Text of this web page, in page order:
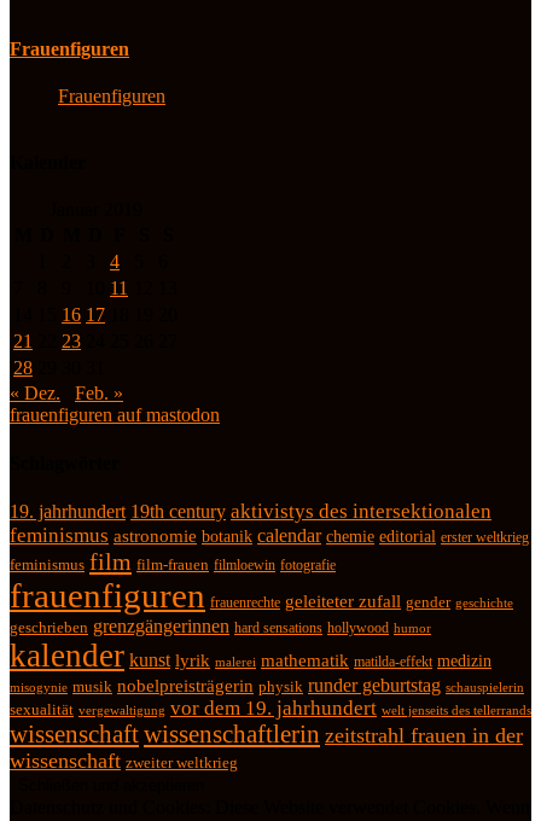
Frauenfiguren
Frauenfiguren
4
11
16 17
21
23
28
« Dez.
Feb. »
frauenfiguren auf mastodon
19. jahrhundert 19th century aktivistys des intersektionalen
feminismus astronomie botanik calendar chemie editorial erster weltkrieg
feminismus film film-frauen filmloewin fotografie
frauenfiguren frauenrechte geleiteter zufall gender geschichte
geschrieben grenzgängerinnen hard sensations hollywood humor
kalender kunst lyrik malerei mathematik matilda-effekt medizin
misogynie musik nobelpreisträgerin physik runder geburtstag schauspielerin
sexualität vergewaltigung vor dem 19. jahrhundert welt jenseits des tellerrands
wissenschaftwissenschaftlerin zeitstrahl frauen in der
wissenschaft zweiter weltkrieg